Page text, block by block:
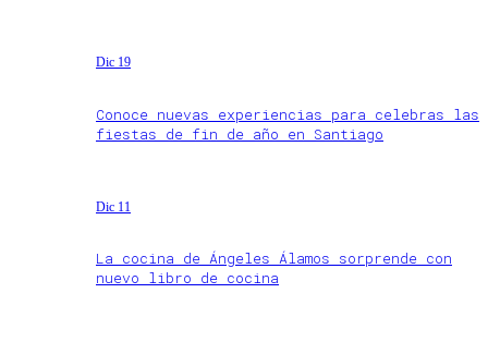
Dic 19
Conoce nuevas experiencias para celebras las
fiestas de fin de año en Santiago
Dic 11
La cocina de Ángeles Álamos sorprende con
nuevo libro de cocina